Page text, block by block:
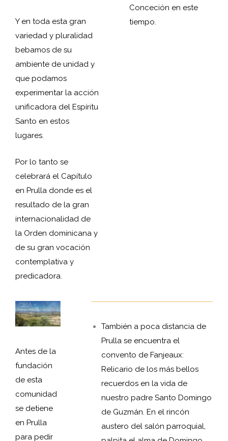
Y en toda esta gran
variedad y pluralidad
bebamos de su
ambiente de unidad y
que podamos
experimentar la acción
unificadora del Espíritu
Santo en estos
lugares.
Por lo tanto se
celebrará el Capítulo
en Prulla donde es el
resultado de la gran
internacionalidad de
la Orden dominicana y
de su gran vocación
contemplativa y
predicadora.
Conceción en este
tiempo.
Antes de la
fundación
de esta
comunidad
se detiene
en Prulla
para pedir
También a poca distancia de
Prulla se encuentra el
convento de Fanjeaux:
Relicario de los más bellos
recuerdos en la vida de
nuestro padre Santo Domingo
de Guzmán. En el rincón
austero del salón parroquial,